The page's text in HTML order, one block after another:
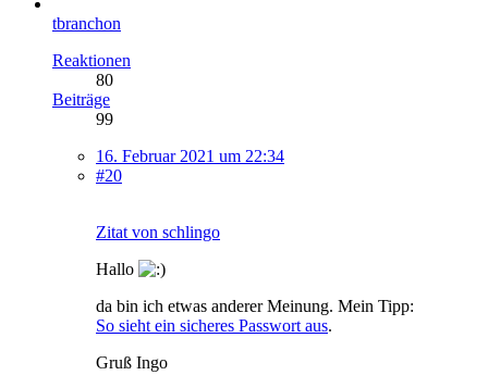
tbranchon
Reaktionen
80
Beiträge
99
16. Februar 2021 um 22:34
#20
Zitat von schlingo
Hallo
da bin ich etwas anderer Meinung. Mein Tipp:
So sieht ein sicheres Passwort aus.
Gruß Ingo